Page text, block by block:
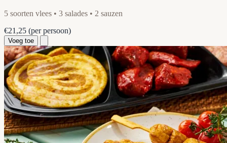
5 soorten vlees • 3 salades • 2 sauzen
€21,25 (per persoon)
Voeg toe